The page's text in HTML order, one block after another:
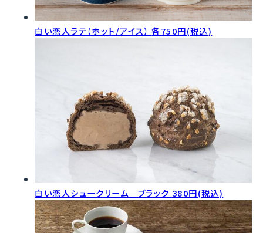
白い恋人ラテ（ホット/アイス）各750円(税込)
白い恋人シュークリーム ブラック 380円(税込)